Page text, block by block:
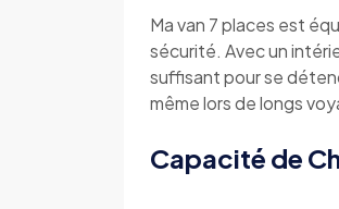
Ma van 7 places est
sécurité. Avec un
suffisant pour se
même lors de longs
Capacité de